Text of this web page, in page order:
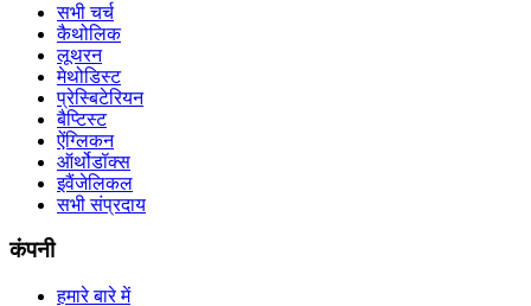
सभी चर्च
कैथोलिक
लूथरन
मेथोडिस्ट
प्रेस्बिटेरियन
बैप्टिस्ट
ऐंग्लिकन
ऑर्थोडॉक्स
इवैंजेलिकल
सभी संप्रदाय
कंपनी
हमारे बारे में